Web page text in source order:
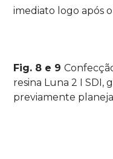
imediato logo após
Fig. 8 e 9
resina Luna 2 I SDI,
previamente